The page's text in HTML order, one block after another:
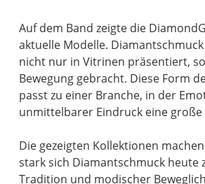
Auf dem Band zeigte die
aktuelle Modelle.
nicht nur in Vitrinen präsentiert,
Bewegung gebracht. Diese Form
passt zu einer Branche, in der
unmittelbarer Eindruck eine große
Die gezeigten Kollektionen
stark sich Diamantschmuck heute
Tradition und modischer